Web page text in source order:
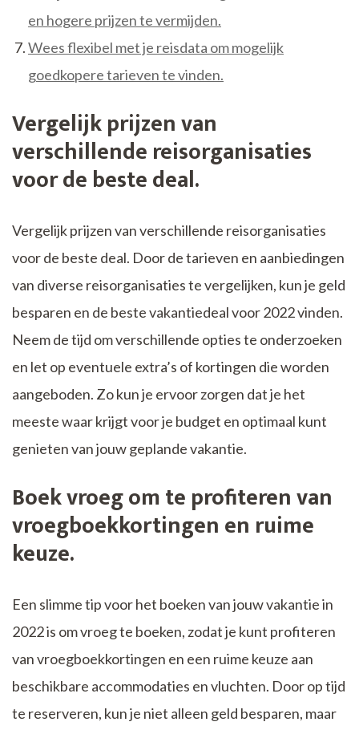
en hogere prijzen te vermijden.
Wees flexibel met je reisdata om mogelijk
goedkopere tarieven te vinden.
Vergelijk prijzen van
verschillende reisorganisaties
voor de beste deal.
Vergelijk prijzen van verschillende reisorganisaties
voor de beste deal. Door de tarieven en aanbiedingen
van diverse reisorganisaties te vergelijken, kun je geld
besparen en de beste vakantiedeal voor 2022 vinden.
Neem de tijd om verschillende opties te onderzoeken
en let op eventuele extra’s of kortingen die worden
aangeboden. Zo kun je ervoor zorgen dat je het
meeste waar krijgt voor je budget en optimaal kunt
genieten van jouw geplande vakantie.
Boek vroeg om te profiteren van
vroegboekkortingen en ruime
keuze.
Een slimme tip voor het boeken van jouw vakantie in
2022 is om vroeg te boeken, zodat je kunt profiteren
van vroegboekkortingen en een ruime keuze aan
beschikbare accommodaties en vluchten. Door op tijd
te reserveren, kun je niet alleen geld besparen, maar